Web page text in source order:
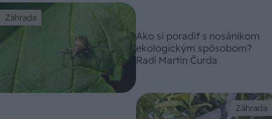
Záhrada
Ako si poradiť s nosánikom
ekologickým spôsobom?
Radí Martin Čurda
Záhrada